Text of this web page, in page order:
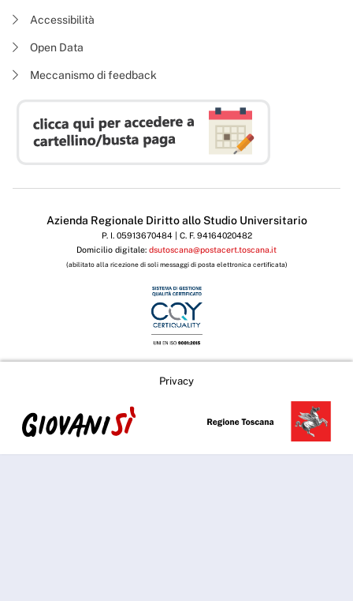
Accessibilità
Open Data
Meccanismo di feedback
Azienda Regionale Diritto allo Studio Universitario
P. I. 05913670484 | C. F. 94164020482
Domicilio digitale: dsutoscana@postacert.toscana.it
(abilitato alla ricezione di soli messaggi di posta elettronica certificata)
Privacy